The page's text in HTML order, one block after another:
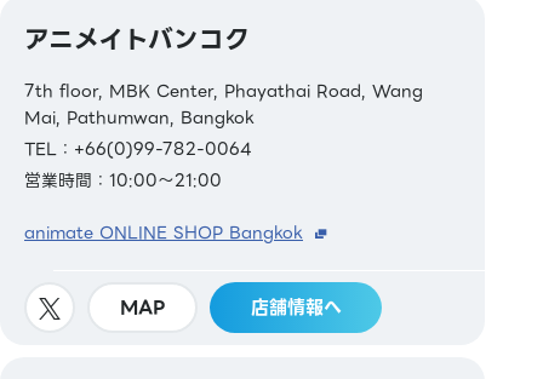
アニメイトバンコク
7th floor, MBK Center, Phayathai Road, Wang
Mai, Pathumwan, Bangkok
TEL：+66(0)99-782-0064
営業時間：10:00～21:00
animate ONLINE SHOP Bangkok
MAP 店舗情報へ